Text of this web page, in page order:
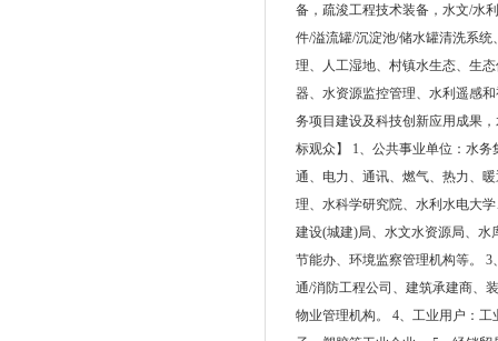
备，疏浚工程技术装备，水文/水
件/溢流罐/沉淀池/储水罐清洗系
理、人工湿地、村镇水生态、生
器、水资源监控管理、水利遥感
务项目建设及科技创新应用成果
标观众】 1、公共事业单位：水
通、电力、通讯、燃气、热力、
理、水科学研究院、水利水电大
建设(城建)局、水文水资源局、
节能办、环境监察管理机构等。
通/消防工程公司、建筑承建商、
物业管理机构。 4、工业用户：